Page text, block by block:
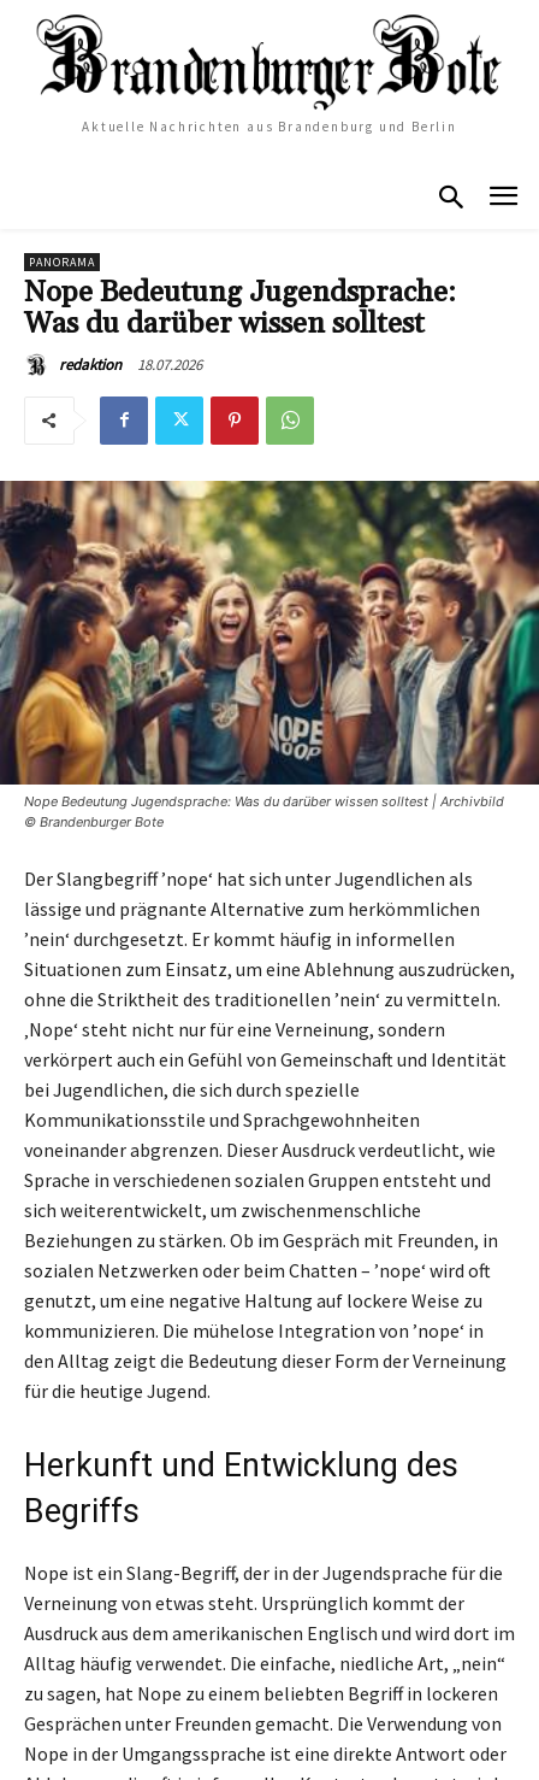
Aktuelle Nachrichten aus Brandenburg und Berlin
PANORAMA
Nope Bedeutung Jugendsprache:
Was du darüber wissen solltest
redaktion 18.07.2026
Nope Bedeutung Jugendsprache: Was du darüber wissen solltest | Archivbild
© Brandenburger Bote
Der Slangbegriff ’nope‘ hat sich unter Jugendlichen als
lässige und prägnante Alternative zum herkömmlichen
’nein‘ durchgesetzt. Er kommt häufig in informellen
Situationen zum Einsatz, um eine Ablehnung auszudrücken,
ohne die Striktheit des traditionellen ’nein‘ zu vermitteln.
‚Nope‘ steht nicht nur für eine Verneinung, sondern
verkörpert auch ein Gefühl von Gemeinschaft und Identität
bei Jugendlichen, die sich durch spezielle
Kommunikationsstile und Sprachgewohnheiten
voneinander abgrenzen. Dieser Ausdruck verdeutlicht, wie
Sprache in verschiedenen sozialen Gruppen entsteht und
sich weiterentwickelt, um zwischenmenschliche
Beziehungen zu stärken. Ob im Gespräch mit Freunden, in
sozialen Netzwerken oder beim Chatten – ’nope‘ wird oft
genutzt, um eine negative Haltung auf lockere Weise zu
kommunizieren. Die mühelose Integration von ’nope‘ in
den Alltag zeigt die Bedeutung dieser Form der Verneinung
für die heutige Jugend.
Herkunft und Entwicklung des
Begriffs
Nope ist ein Slang-Begriff, der in der Jugendsprache für die
Verneinung von etwas steht. Ursprünglich kommt der
Ausdruck aus dem amerikanischen Englisch und wird dort im
Alltag häufig verwendet. Die einfache, niedliche Art, „nein“
zu sagen, hat Nope zu einem beliebten Begriff in lockeren
Gesprächen unter Freunden gemacht. Die Verwendung von
Nope in der Umgangssprache ist eine direkte Antwort oder